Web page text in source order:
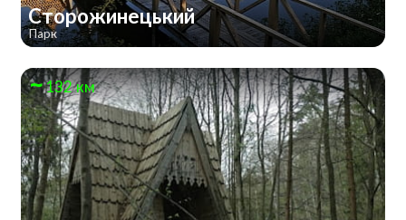
Сторожинецький
Парк
132 км